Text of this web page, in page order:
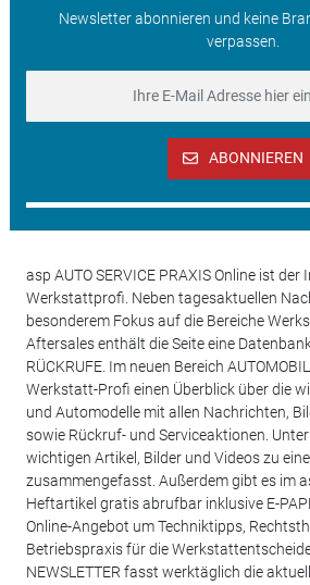
Newsletter abonnieren und keine
verpassen.
ABONNIEREN
asp AUTO SERVICE PRAXIS Online ist
Werkstattprofi. Neben tagesaktuellen
besonderem Fokus auf die Bereiche
Aftersales enthält die Seite eine
RÜCKRUFE. Im neuen Bereich
Werkstatt-Profi einen Überblick über die
und Automodelle mit allen Nachrichten,
sowie Rückruf- und Serviceaktionen.
wichtigen Artikel, Bilder und Videos zu
zusammengefasst. Außerdem gibt es im
Heftartikel gratis abrufbar inklusive E-
Online-Angebot um Techniktipps,
Betriebspraxis für die
NEWSLETTER fasst werktäglich die